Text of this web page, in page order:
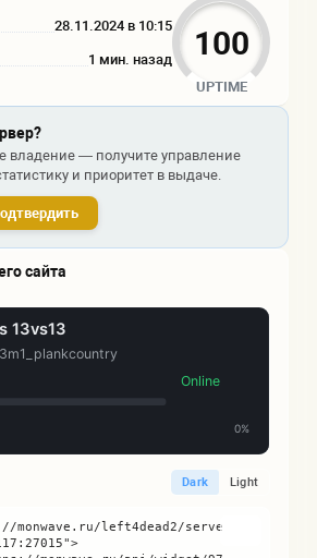
28.11.2024 в 10:15
1 мин. назад 100
UPTIME
владение — получите управление
и приоритет в выдаче.
сайта
Dark Light